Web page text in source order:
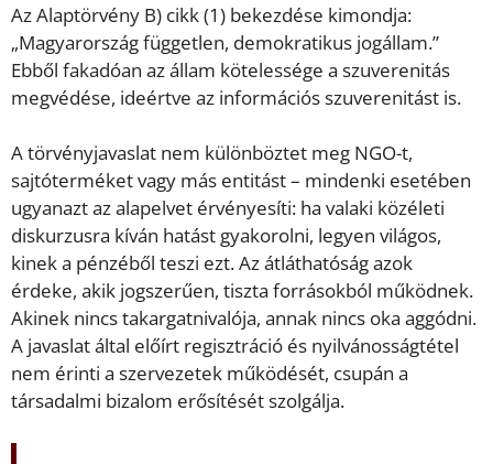
Az Alaptörvény B) cikk (1) bekezdése kimondja:
„Magyarország független, demokratikus jogállam.”
Ebből fakadóan az állam kötelessége a szuverenitás
megvédése, ideértve az információs szuverenitást is.
A törvényjavaslat nem különböztet meg NGO-t,
sajtóterméket vagy más entitást – mindenki esetében
ugyanazt az alapelvet érvényesíti: ha valaki közéleti
diskurzusra kíván hatást gyakorolni, legyen világos,
kinek a pénzéből teszi ezt. Az átláthatóság azok
érdeke, akik jogszerűen, tiszta forrásokból működnek.
Akinek nincs takargatnivalója, annak nincs oka aggódni.
A javaslat által előírt regisztráció és nyilvánosságtétel
nem érinti a szervezetek működését, csupán a
társadalmi bizalom erősítését szolgálja.